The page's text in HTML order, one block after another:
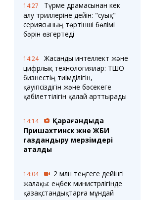
14:27
Түрме драмасынан кек
алу триллеріне дейін: "суық"
сериясының төртінші бөлімі
бәрін өзгертеді
14:24
Жасанды интеллект және
цифрлық технологиялар: ТШО
бизнестің тиімділігін,
қауіпсіздігін және бәсекеге
қабілеттілігін қалай арттырады
14:14
Қарағандыда
Пришахтинск және ЖБИ
газдандыру мерзімдері
аталды
14:04
2 млн теңгеге дейінгі
жалақы: еңбек министрлігінде
қазақстандықтарға мұндай